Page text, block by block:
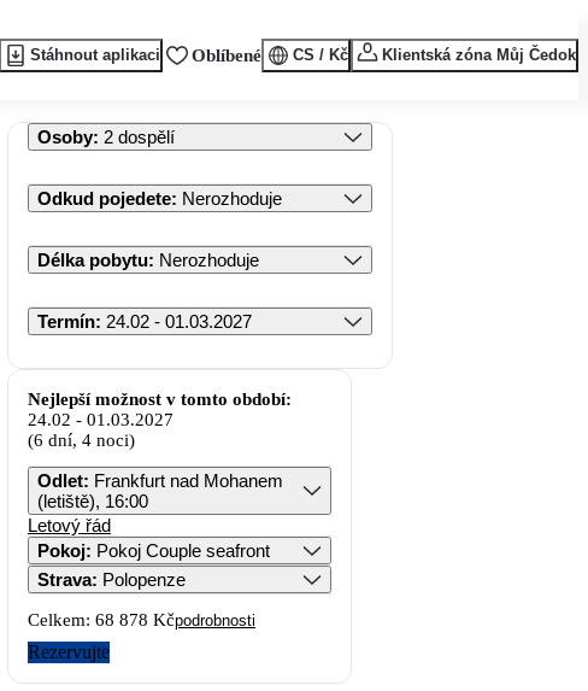
Stáhnout aplikaci Oblíbené CS / Kč Klientská zóna Můj Čedok
Osoby: 2 dospělí
Odkud pojedete: Nerozhoduje
Délka pobytu: Nerozhoduje
Termín: 24.02 - 01.03.2027
Nejlepší možnost v tomto období:
24.02 - 01.03.2027
(6 dní, 4 noci)
Odlet: Frankfurt nad Mohanem
(letiště), 16:00
Letový řád
Pokoj:
Pokoj Couple seafront
Strava: Polopenze
Celkem: 68 878 Kčpodrobnosti
Rezervujte